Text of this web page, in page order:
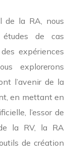
de la RA, nous
de cas
expériences
explorerons
l’avenir de la
en mettant en
l’essor de
la RV, la RA
de création